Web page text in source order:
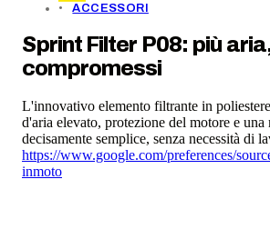
ACCESSORI
Sprint Filter P08: più
compromessi
L'innovativo elemento filtrante in
d'aria elevato, protezione del motore e una
decisamente semplice, senza necessità di
https://www.google.com/preferences/
inmoto